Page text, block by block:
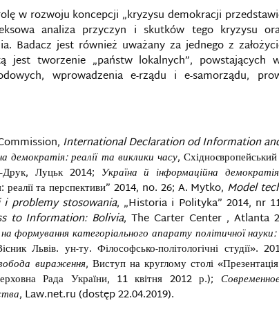
w rozwoju koncepcji „kryzysu demokracji
analiza przyczyn i skutków tego kryzysu
Badacz jest również uważany za jednego z
jest tworzenie „państw lokalnych”, powstających
wprowadzenia e-rządu i e-samorządu,
International Declaration od Information
демократія: реалії та виклики часу,
Луцьк 2014; Україна й інформаційна
реалії та перспективи” 2014, no. 26; A. Mytko, Model
problemy stosowania, „Historia i Polityka” 2014, nr
to Information: Bolivia, The Carter Center , Atlanta
формування категоріального апарату політичної
Львів. ун-ту. Філософсько-політологічні студії».
вираження, Виступ на круглому столі
Рада України, 11 квітня 2012 р.);
, Law.net.ru (dostęp 22.04.2019).